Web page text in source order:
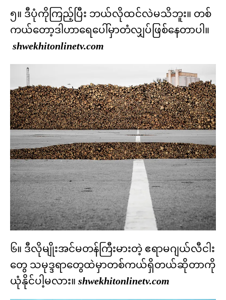
၅။ ဒီပုံကိုကြည့်ပြီး ဘယ်လိုထင်လဲမသိဘူး။ တစ်
ကယ်တော့ဒါဟာရေပေါ်မှာတံလျှပ်ဖြစ်နေတာပါ။
shwekhitonlinetv.com
၆။ ဒီလိုမျိုးအင်မတန်ကြီးမားတဲ့ ဧရာမဂျယ်လီငါး
တွေ သမုဒ္ဒရာတွေထဲမှာတစ်ကယ်ရှိတယ်ဆိုတာကို
ယုံနိုင်ပါ့မလား။ shwekhitonlinetv.com